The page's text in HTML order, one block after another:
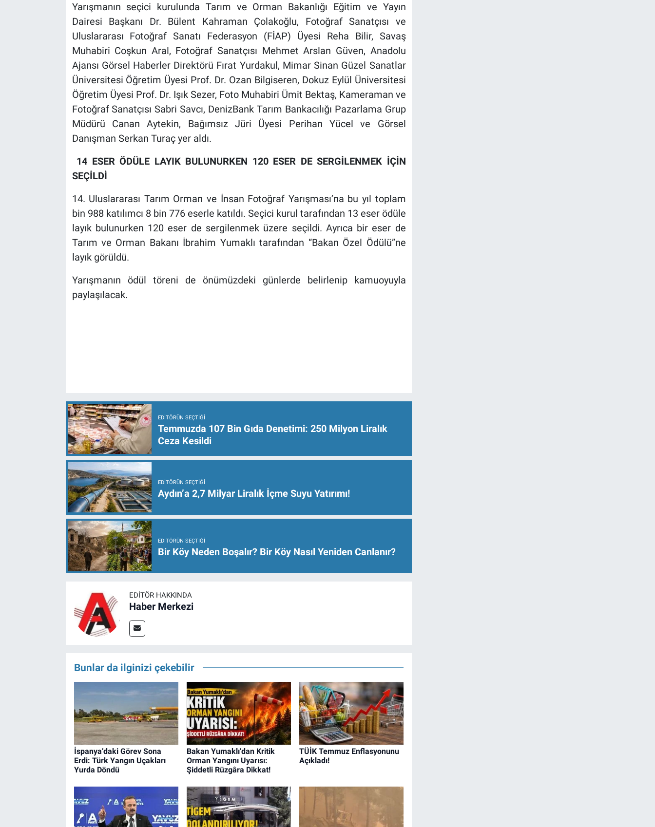
Yarışmanın seçici kurulunda Tarım ve Orman Bakanlığı Eğitim ve Yayın
Dairesi Başkanı Dr. Bülent Kahraman Çolakoğlu, Fotoğraf Sanatçısı ve
Uluslararası Fotoğraf Sanatı Federasyon (FİAP) Üyesi Reha Bilir, Savaş
Muhabiri Coşkun Aral, Fotoğraf Sanatçısı Mehmet Arslan Güven, Anadolu
Ajansı Görsel Haberler Direktörü Fırat Yurdakul, Mimar Sinan Güzel Sanatlar
Üniversitesi Öğretim Üyesi Prof. Dr. Ozan Bilgiseren, Dokuz Eylül Üniversitesi
Öğretim Üyesi Prof. Dr. Işık Sezer, Foto Muhabiri Ümit Bektaş, Kameraman ve
Fotoğraf Sanatçısı Sabri Savcı, DenizBank Tarım Bankacılığı Pazarlama Grup
Müdürü Canan Aytekin, Bağımsız Jüri Üyesi Perihan Yücel ve Görsel
Danışman Serkan Turaç yer aldı.
14 ESER ÖDÜLE LAYIK BULUNURKEN 120 ESER DE SERGİLENMEK İÇİN
SEÇİLDİ
14. Uluslararası Tarım Orman ve İnsan Fotoğraf Yarışması’na bu yıl toplam
bin 988 katılımcı 8 bin 776 eserle katıldı. Seçici kurul tarafından 13 eser ödüle
layık bulunurken 120 eser de sergilenmek üzere seçildi. Ayrıca bir eser de
Tarım ve Orman Bakanı İbrahim Yumaklı tarafından “Bakan Özel Ödülü”ne
layık görüldü.
Yarışmanın ödül töreni de önümüzdeki günlerde belirlenip kamuoyuyla
paylaşılacak.
EDITÖRÜN SEÇTIĞI
Temmuzda 107 Bin Gıda Denetimi: 250 Milyon Liralık
Ceza Kesildi
EDITÖRÜN SEÇTIĞI
Aydın’a 2,7 Milyar Liralık İçme Suyu Yatırımı!
EDITÖRÜN SEÇTIĞI
Bir Köy Neden Boşalır? Bir Köy Nasıl Yeniden Canlanır?
EDITÖR HAKKINDA
Haber Merkezi
Bunlar da ilginizi çekebilir
İspanya’daki Görev Sona
Erdi: Türk Yangın Uçakları
Yurda Döndü
Bakan Yumaklı’dan Kritik
Orman Yangını Uyarısı:
Şiddetli Rüzgâra Dikkat!
TÜİK Temmuz Enflasyonunu
Açıkladı!